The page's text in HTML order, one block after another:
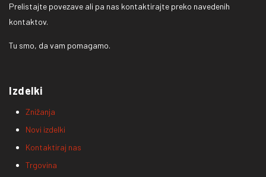
Prelistajte povezave ali pa nas kontaktirajte preko navedenih
kontaktov.
Tu smo, da vam pomagamo.
Izdelki
Znižanja
Novi izdelki
Kontaktiraj nas
Trgovina